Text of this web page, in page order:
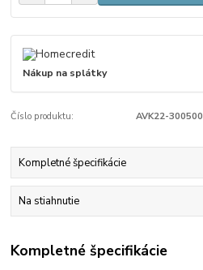
Nákup na splátky
Číslo produktu: AVK22-300500
Kompletné špecifikácie
Na stiahnutie
Kompletné špecifikácie